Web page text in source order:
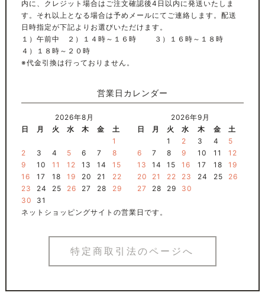
内に、クレジット場合はご注文確認後4日以内に発送いたしま
す。それ以上となる場合は予めメールにてご連絡します。配送
日時指定が下記よりお選びいただけます。
１）午前中 ２）１４時～１６時 ３）１６時～１８時
４）１８時～２０時
※代金引換は行っておりません。
営業日カレンダー
2026年8月
日
月 火 水 木 金
土
1
2
3 4 5 6 7
8
9
10 11 12 13 14
15
16
17 18 19 20 21
22
23
24 25 26 27 28
29
30
31
2026年9月
日
月 火 水 木 金
土
1
2 3 4
5
6
7 8 9 10 11
12
13
14 15 16 17 18
19
20
21 22 23 24 25
26
27
28 29 30
ネットショッピングサイトの営業日です。
特定商取引法のページへ